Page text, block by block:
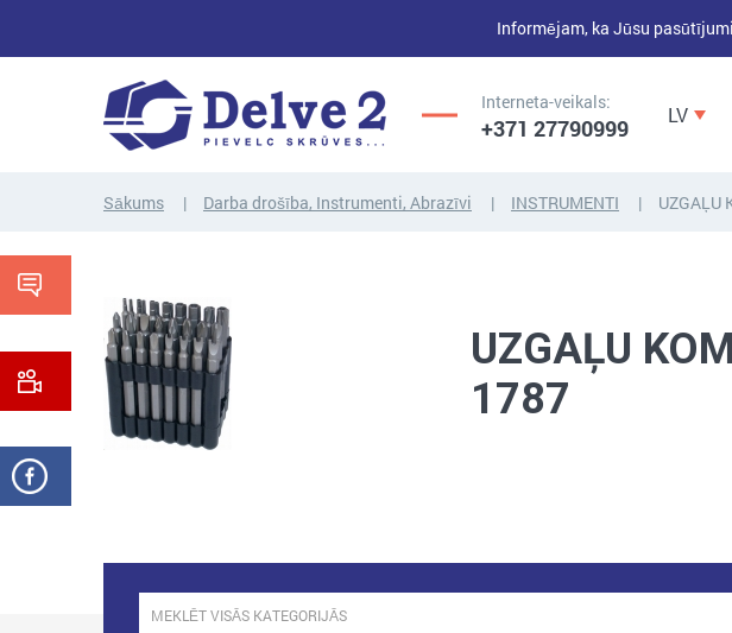
Informējam, ka Jūsu
Interneta-veikals:
+371 27790999 LV
SKRŪVES,
VĪTŅSTIEŅI
Sākums Darba drošība, Instrumenti, Abrazīvi INSTRUMENTI UZGAĻU
UZGAĻU
1787